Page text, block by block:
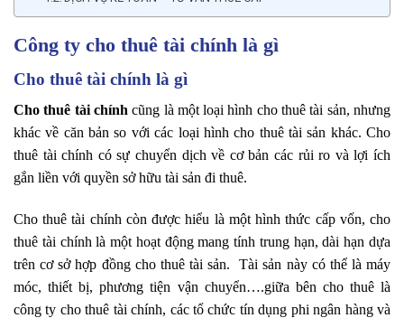
Công ty cho thuê tài chính là gì
Cho thuê tài chính là gì
Cho thuê tài chính cũng là một loại hình cho thuê tài sản, nhưng
khác về căn bản so với các loại hình cho thuê tài sản khác. Cho
thuê tài chính có sự chuyển dịch về cơ bản các rủi ro và lợi ích
gắn liền với quyền sở hữu tài sản đi thuê.
Cho thuê tài chính còn được hiểu là một hình thức cấp vốn, cho
thuê tài chính là một hoạt động mang tính trung hạn, dài hạn dựa
trên cơ sở hợp đồng cho thuê tài sản. Tài sản này có thể là máy
móc, thiết bị, phương tiện vận chuyển….giữa bên cho thuê là
công ty cho thuê tài chính, các tổ chức tín dụng phi ngân hàng và